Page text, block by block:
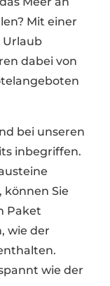
Mit einer
Urlaub
dabei von
bei unseren
inbegriffen.
können Sie
Paket
wie der
wie der